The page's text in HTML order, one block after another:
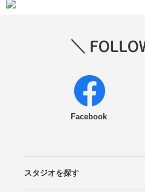
Facebook
スタジオを探す